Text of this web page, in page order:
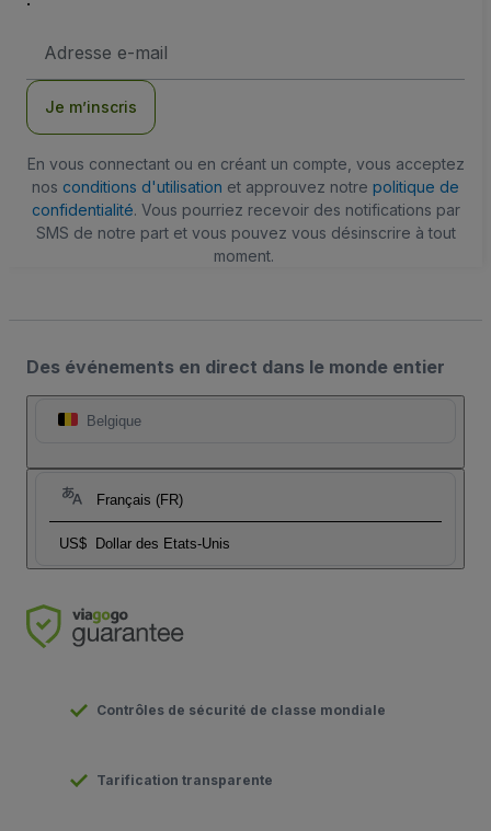
e-
Je m’inscris
En vous connectant ou en créant un compte, vous acceptez
nos conditions d'utilisation et approuvez notre politique de
confidentialité. Vous pourriez recevoir des notifications par
SMS de notre part et vous pouvez vous désinscrire à tout
moment.
Des événements en direct dans le monde entier
Belgique
Français (FR)
US$ Dollar des Etats-Unis
Contrôles de sécurité de classe mondiale
Tarification transparente